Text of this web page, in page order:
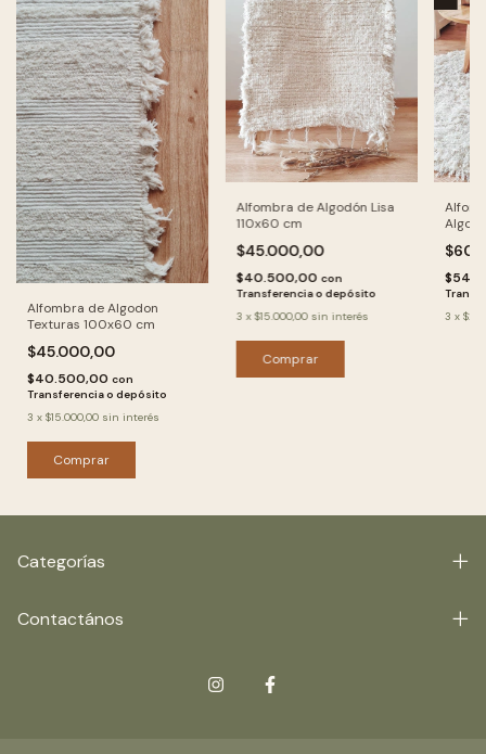
Alfombra de Algodon
Texturas 100x60 cm
$45.000,00
$40.500,00 con
Transferencia o depósito
3 x $15.000,00 sin interés
Alfombra de Algodón Lisa
110x60 cm
$45.000,00
$40.500,00 con
Transferencia o depósito
3 x$15.000,00 sin interés
3 x
Categorías
Contactános